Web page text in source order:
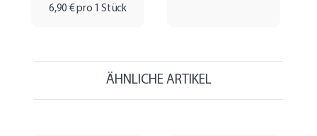
6,90 € pro 1 Stück
ÄHNLICHE ARTIKEL